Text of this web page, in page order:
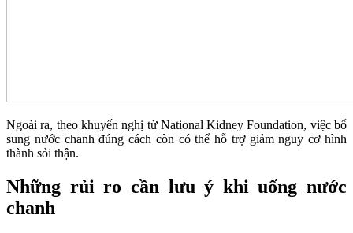
Ngoài ra, theo khuyến nghị từ National Kidney Foundation, việc bổ
sung nước chanh đúng cách còn có thể hỗ trợ giảm nguy cơ hình
thành sỏi thận.
Những rủi ro cần lưu ý khi uống nước
chanh